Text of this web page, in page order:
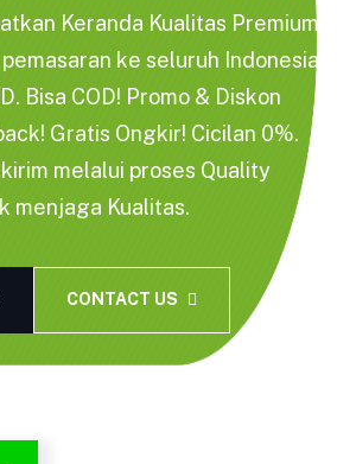
Keranda Kualitas Premium
pemasaran ke seluruh Indonesia
Bisa COD! Promo & Diskon
Gratis Ongkir! Cicilan 0%.
melalui proses Quality
menjaga Kualitas.
CONTACT US